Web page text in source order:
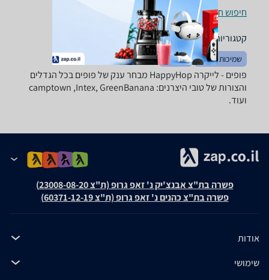
חיפוש חנויות פופים לפי עיר
קטגוריות משלימות
שמיכות וכריות שטיחים
פופים - ‏לייקרה ‏HappyHop מבחר ענק של פופים בכל הגדלים
והצורות של טובי היצרנים: camptown ,Intex, GreenBanana
ועוד.
פשרה בת"צ אבנצ'יק נ' זאפ גרופ (ת"צ 23008-08-20)
פשרה בת"צ כהנים נ' זאפ גרופ (ת"צ 60371-12-19)
אודות
שימושי